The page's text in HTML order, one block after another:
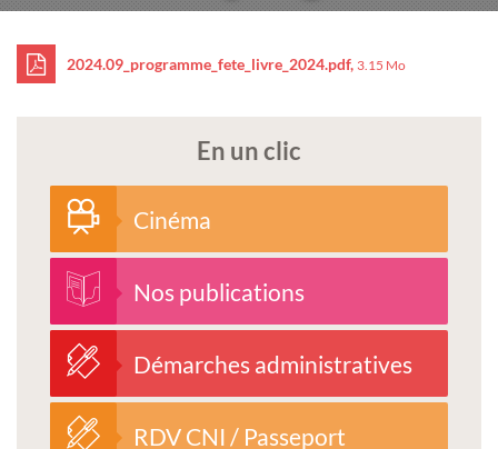
2024.09_programme_fete_livre_2024.pdf, 3.15 Mo
En un clic
Cinéma
Nos publications
Démarches administratives
RDV CNI / Passeport